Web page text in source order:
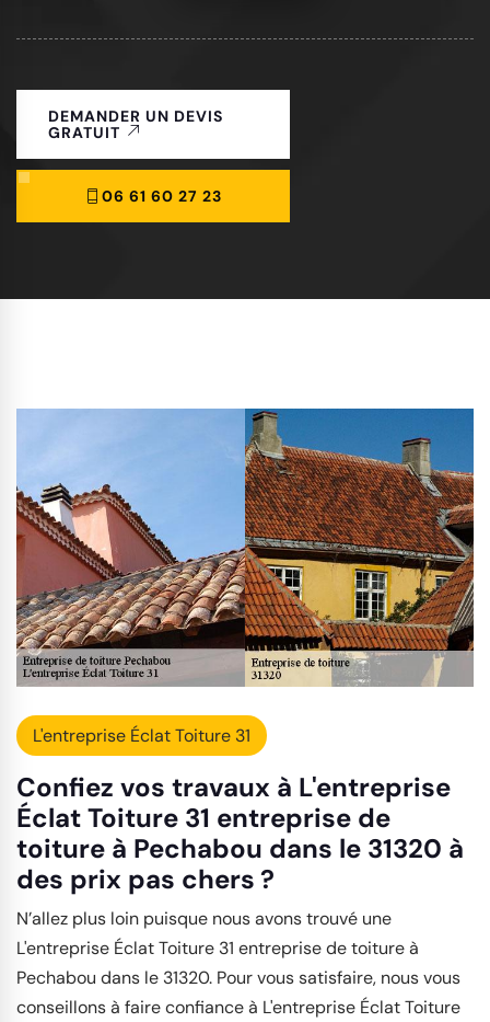
DEMANDER UN DEVIS
GRATUIT
06 61 60 27 23
L'entreprise Éclat Toiture 31
Confiez vos travaux à L'entreprise
Éclat Toiture 31 entreprise de
toiture à Pechabou dans le 31320 à
des prix pas chers ?
N’allez plus loin puisque nous avons trouvé une
L'entreprise Éclat Toiture 31 entreprise de toiture à
Pechabou dans le 31320. Pour vous satisfaire, nous vous
conseillons à faire confiance à L'entreprise Éclat Toiture